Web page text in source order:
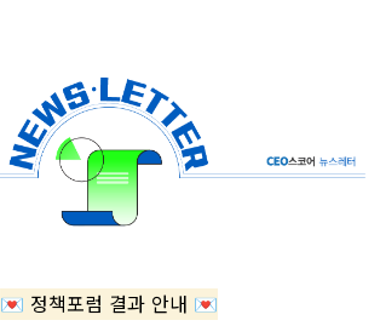
💌 정책포럼 결과 안내 💌